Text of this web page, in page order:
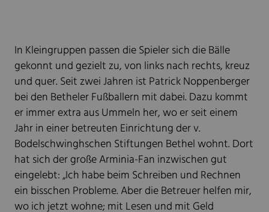
In Kleingruppen passen die Spieler sich die Bälle
gekonnt und gezielt zu, von links nach rechts, kreuz
und quer. Seit zwei Jahren ist Patrick Noppenberger
bei den Betheler Fußballern mit dabei. Dazu kommt
er immer extra aus Ummeln her, wo er seit einem
Jahr in einer betreuten Einrichtung der v.
Bodelschwinghschen Stiftungen Bethel wohnt. Dort
hat sich der große Arminia-Fan inzwischen gut
eingelebt: „Ich habe beim Schreiben und Rechnen
ein bisschen Probleme. Aber die Betreuer helfen mir,
wo ich jetzt wohne; mit Lesen und mit Geld